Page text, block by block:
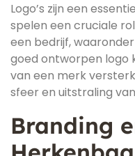
Logo’s zijn een
spelen een cruciale
een bedrijf,
goed ontworpen logo
van een merk
sfeer en uitstraling
Branding